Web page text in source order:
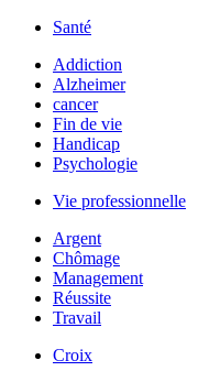
Santé
Addiction
Alzheimer
cancer
Fin de vie
Handicap
Psychologie
Vie professionnelle
Argent
Chômage
Management
Réussite
Travail
Croix